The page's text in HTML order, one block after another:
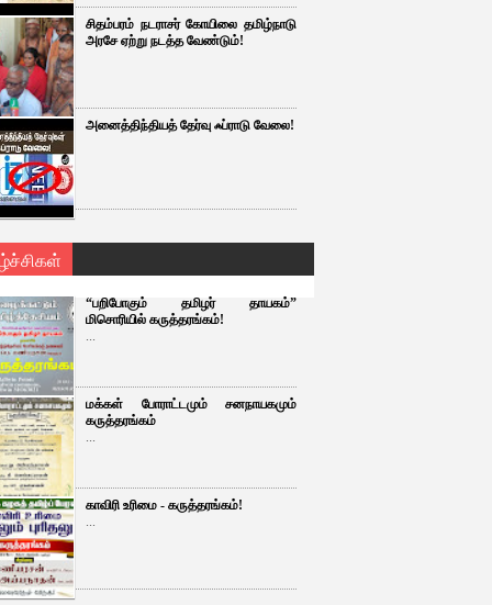
சிதம்பரம் நடராசர் கோயிலை தமிழ்நாடு
அரசே ஏற்று நடத்த வேண்டும்!
அனைத்திந்தியத் தேர்வு ஃப்ராடு வேலை!
“பறிபோகும் தமிழர் தாயகம்”
மிசொரியில் கருத்தரங்கம்!
...
மக்கள் போராட்டமும் சனநாயகமும்
கருத்தரங்கம்
...
காவிரி உரிமை - கருத்தரங்கம்!
...